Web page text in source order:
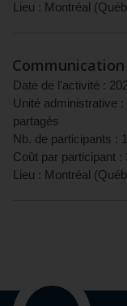
Lieu : Montréal (
Date de l'activité :
Unité administrative :
partagés
Nb. de participants :
Coût par participant :
Lieu : Montréal (